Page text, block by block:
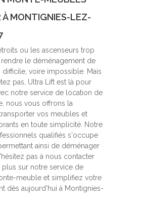
À MONTIGNIES-LEZ-
ou les ascenseurs trop
le déménagement de
difficile, voire impossible. Mais
pas, Ultra Lift est là pour
notre service de location de
nous vous offrons la
vos meubles et
en toute simplicité. Notre
qualifiés s'occupe
ainsi de déménager
pas à nous contacter
plus sur notre service de
meuble et simplifiez votre
dès aujourd'hui à Montignies-